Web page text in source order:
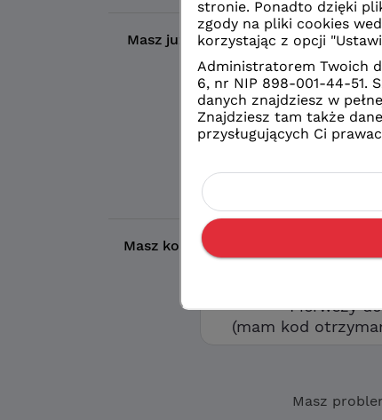
Masz już konto?Wybierz wybrany
konto
zwykłe konto
Masz kod otrzymany w szkole?
Aby
opcję
Pierwszy
(mam kod
Masz